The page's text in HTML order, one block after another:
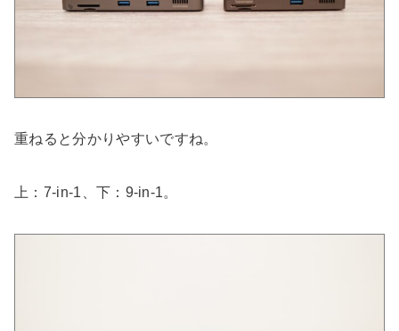
重ねると分かりやすいですね。
上：7-in-1、下：9-in-1。